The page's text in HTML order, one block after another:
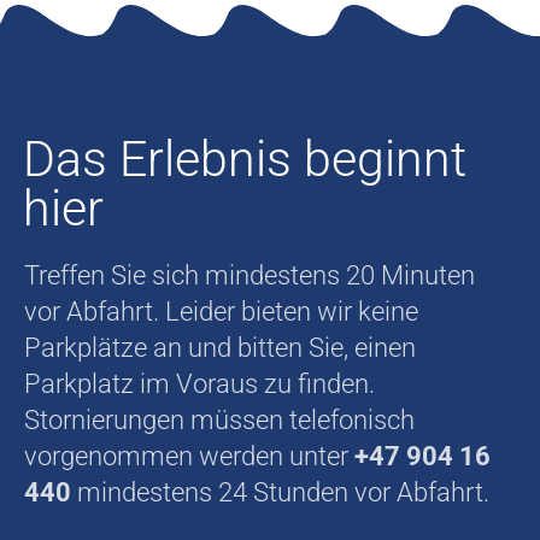
Das Erlebnis beginnt
hier
Treffen Sie sich mindestens 20 Minuten
vor Abfahrt. Leider bieten wir keine
Parkplätze an und bitten Sie, einen
Parkplatz im Voraus zu finden.
Stornierungen müssen telefonisch
vorgenommen werden unter +47 904 16
440 mindestens 24 Stunden vor Abfahrt.